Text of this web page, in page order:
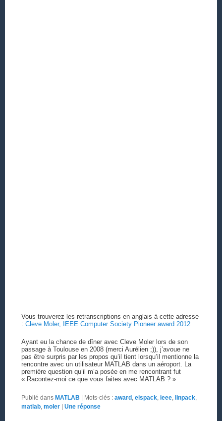
Vous trouverez les retranscriptions en anglais à cette adresse
: Cleve Moler, IEEE Computer Society Pioneer award 2012
Ayant eu la chance de dîner avec Cleve Moler lors de son
passage à Toulouse en 2008 (merci Aurélien ;)), j’avoue ne
pas être surpris par les propos qu’il tient lorsqu’il mentionne la
rencontre avec un utilisateur MATLAB dans un aéroport. La
première question qu’il m’a posée en me rencontrant fut
« Racontez-moi ce que vous faites avec MATLAB ? »
Publié dans MATLAB Mots-clés : award , eispack, ieee, linpack,
matlab, moler Uneréponse